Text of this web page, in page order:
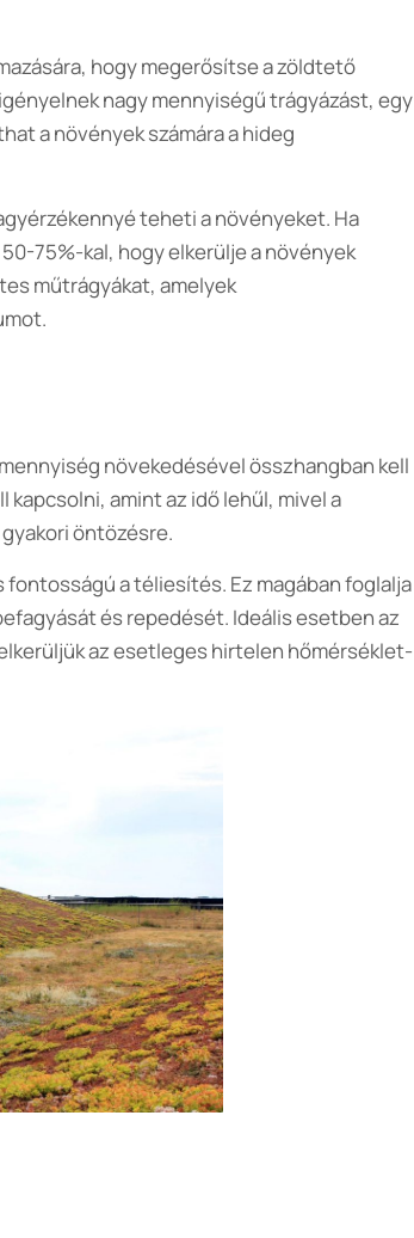
hogy megerősítse a zöldtető
nagy mennyiségű trágyázást, egy
a növények számára a hideg
teheti a növényeket. Ha
75%-kal, hogy elkerülje a növények
műtrágyákat, amelyek
növekedésével összhangban kell
amint az idő lehűl, mivel a
öntözésre.
a téliesítés. Ez magában foglalja
és repedését. Ideális esetben az
az esetleges hirtelen hőmérséklet-